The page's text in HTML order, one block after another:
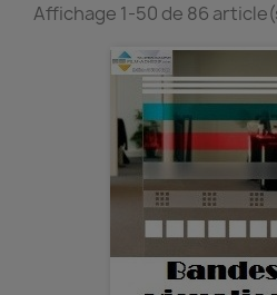
Affichage 1-50 de 86